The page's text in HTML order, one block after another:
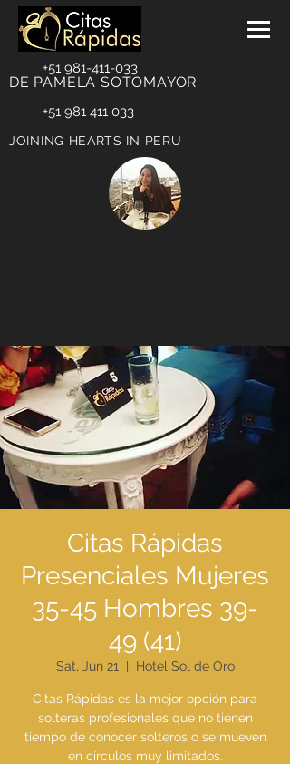
+51 981-411-033
DE PAMELA SOTOMAYOR
+51 981 411 033
JOINING HEARTS IN PERU
Citas Rápidas
Presenciales Mujeres
35-45 Hombres 39-
49 (41)
Sat, Jun 21 Hotel Sol de Oro
Citas Rápidas es la mejor opción para
solteras profesionales que no tienen
tiempo de conocer solteros o se mueven
en círculos muy limitados.